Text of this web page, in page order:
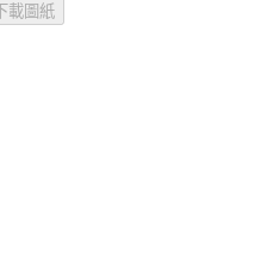
下載圖紙